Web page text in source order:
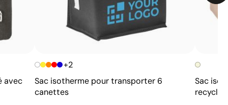
avec
+2
Sac isotherme pour transporter 6
canettes
Sac
recyclé